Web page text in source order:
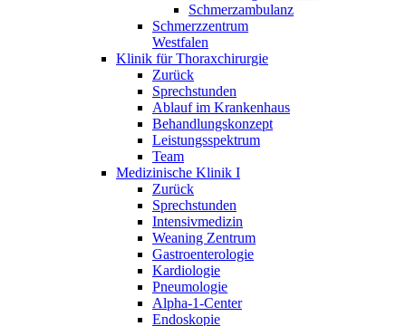
Schmerzambulanz
Schmerzzentrum
Westfalen
Klinik für Thoraxchirurgie
Zurück
Sprechstunden
Ablauf im Krankenhaus
Behandlungskonzept
Leistungsspektrum
Team
Medizinische Klinik I
Zurück
Sprechstunden
Intensivmedizin
Weaning Zentrum
Gastroenterologie
Kardiologie
Pneumologie
Alpha-1-Center
Endoskopie